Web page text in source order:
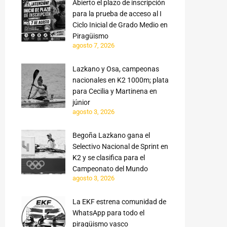
Abierto el plazo de inscripción
para la prueba de acceso al I
Ciclo Inicial de Grado Medio en
Piragüismo
agosto 7, 2026
Lazkano y Osa, campeonas
nacionales en K2 1000m; plata
para Cecilia y Martinena en
júnior
agosto 3, 2026
Begoña Lazkano gana el
Selectivo Nacional de Sprint en
K2 y se clasifica para el
Campeonato del Mundo
agosto 3, 2026
La EKF estrena comunidad de
WhatsApp para todo el
piragüismo vasco